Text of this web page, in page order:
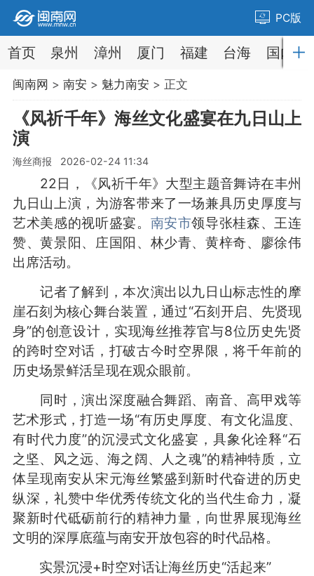
PC版
首页 泉州 漳州 厦门 福建 台海 国内
闽南网 > 南安 > 魅力南安 > 正文
《风祈千年》海丝文化盛宴在九日山上
演
海丝商报 2026-02-24 11:34
22日，《风祈千年》大型主题音舞诗在丰州
九日山上演，为游客带来了一场兼具历史厚度与
艺术美感的视听盛宴。 南安市领导张桂森、王连
赞、黄景阳、庄国阳、林少青、黄梓奇、廖徐伟
出席活动。
记者了解到，本次演出以九日山标志性的摩
崖石刻为核心舞台装置，通过“石刻开启、先贤现
身”的创意设计，实现海丝推荐官与8位历史先贤
的跨时空对话，打破古今时空界限，将千年前的
历史场景鲜活呈现在观众眼前。
同时，演出深度融合舞蹈、南音、高甲戏等
艺术形式，打造一场“有历史厚度、有文化温度、
有时代力度”的沉浸式文化盛宴，具象化诠释“石
之坚、风之远、海之阔、人之魂”的精神特质，立
体呈现南安从宋元海丝繁盛到新时代奋进的历史
纵深，礼赞中华优秀传统文化的当代生命力，凝
聚新时代砥砺前行的精神力量，向世界展现海丝
文明的深厚底蕴与南安开放包容的时代品格。
实景沉浸+时空对话让海丝历史“活起来”